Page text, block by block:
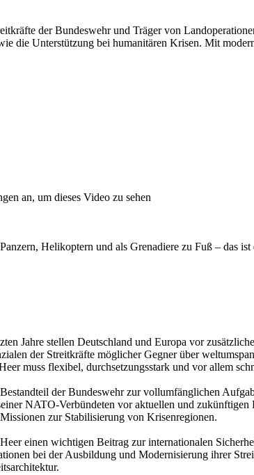
der Bundeswehr und Träger von
die Unterstützung bei humanitären Krisen. Mit
an, um dieses Video zu sehen
Helikoptern und als Grenadiere zu Fuß – das ist
Jahre stellen Deutschland und Europa vor
der Streitkräfte möglicher Gegner über
muss flexibel, durchsetzungsstark und vor allem
der Bundeswehr zur vollumfänglichen
NATO-Verbündeten vor aktuellen und
zur Stabilisierung von Krisenregionen.
einen wichtigen Beitrag zur internationalen
bei der Ausbildung und Modernisierung ihrer